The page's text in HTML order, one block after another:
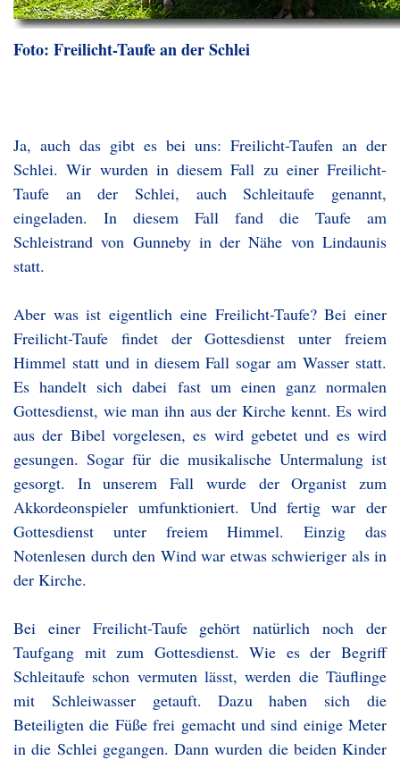
Foto: Freilicht-Taufe an der Schlei
Ja, auch das gibt es bei uns: Freilicht-Taufen an der
Schlei. Wir wurden in diesem Fall zu einer Freilicht-
Taufe an der Schlei, auch Schleitaufe genannt,
eingeladen. In diesem Fall fand die Taufe am
Schleistrand von Gunneby in der Nähe von Lindaunis
statt.
Aber was ist eigentlich eine Freilicht-Taufe? Bei einer
Freilicht-Taufe findet der Gottesdienst unter freiem
Himmel statt und in diesem Fall sogar am Wasser statt.
Es handelt sich dabei fast um einen ganz normalen
Gottesdienst, wie man ihn aus der Kirche kennt. Es wird
aus der Bibel vorgelesen, es wird gebetet und es wird
gesungen. Sogar für die musikalische Untermalung ist
gesorgt. In unserem Fall wurde der Organist zum
Akkordeonspieler umfunktioniert. Und fertig war der
Gottesdienst unter freiem Himmel. Einzig das
Notenlesen durch den Wind war etwas schwieriger als in
der Kirche.
Bei einer Freilicht-Taufe gehört natürlich noch der
Taufgang mit zum Gottesdienst. Wie es der Begriff
Schleitaufe schon vermuten lässt, werden die Täuflinge
mit Schleiwasser getauft. Dazu haben sich die
Beteiligten die Füße frei gemacht und sind einige Meter
in die Schlei gegangen. Dann wurden die beiden Kinder